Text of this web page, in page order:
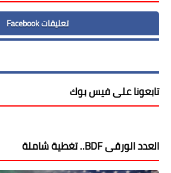
تعليقات Facebook
تابعونا على فيس بوك
العدد الورقى BDF.. تغطية شاملة